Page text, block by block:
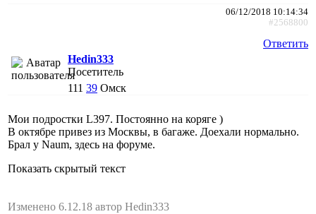
06/12/2018 10:14:34
#2568800
Ответить
Hedin333
Посетитель
111 39 Омск
Мои подростки L397. Постоянно на коряге )
В октябре привез из Москвы, в багаже. Доехали нормально.
Брал у Naum, здесь на форуме.
Показать скрытый текст
Изменено 6.12.18 автор Hedin333